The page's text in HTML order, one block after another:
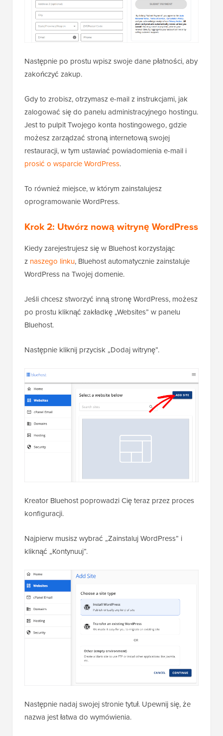
Następnie po prostu wpisz swoje dane płatności, aby
zakończyć zakup.
Gdy to zrobisz, otrzymasz e-mail z instrukcjami, jak
zalogować się do panelu administracyjnego hostingu.
Jest to pulpit Twojego konta hostingowego, gdzie
możesz zarządzać stroną internetową swojej
restauracji, w tym ustawiać powiadomienia e-mail i
prosić o wsparcie WordPress.
To również miejsce, w którym zainstalujesz
oprogramowanie WordPress.
Krok 2: Utwórz nową witrynę WordPress
Kiedy zarejestrujesz się w Bluehost korzystając
z naszego linku, Bluehost automatycznie zainstaluje
WordPress na Twojej domenie.
Jeśli chcesz stworzyć inną stronę WordPress, możesz
po prostu kliknąć zakładkę „Websites” w panelu
Bluehost.
Następnie kliknij przycisk „Dodaj witrynę”.
Kreator Bluehost poprowadzi Cię teraz przez proces
konfiguracji.
Najpierw musisz wybrać „Zainstaluj WordPress” i
kliknąć „Kontynuuj”.
Następnie nadaj swojej stronie tytuł. Upewnij się, że
nazwa jest łatwa do wymówienia.